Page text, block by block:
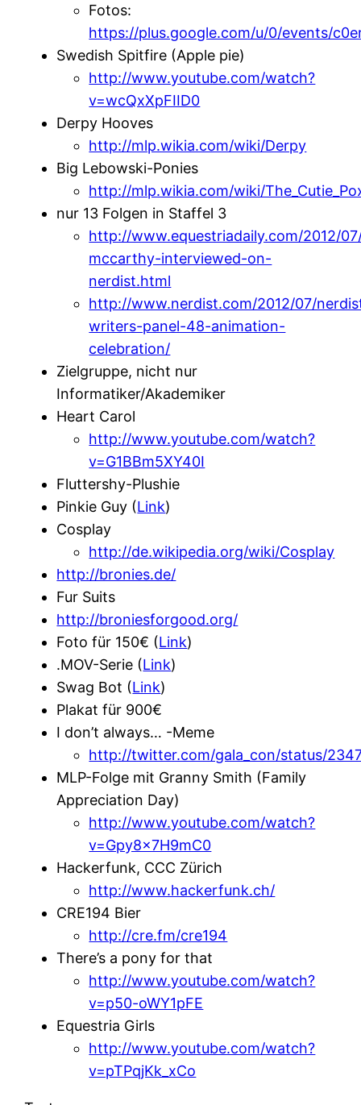
Fotos:
https://plus.google.com/u/0/events/
Swedish Spitfire (Apple pie)
http://www.youtube.com/watch?
v=wcQxXpFIID0
Derpy Hooves
http://mlp.wikia.com/wiki/Derpy
Big Lebowski-Ponies
http://mlp.wikia.com/wiki/
nur 13 Folgen in Staffel 3
http://www.equestriadaily.com/2012/
mccarthy-interviewed-on-
nerdist.html
http://www.nerdist.com/2012/07/
writers-panel-48-animation-
celebration/
Zielgruppe, nicht nur
Informatiker/Akademiker
Heart Carol
http://www.youtube.com/watch?
v=G1BBm5XY40I
Fluttershy-Plushie
Pinkie Guy (Link)
Cosplay
http://de.wikipedia.org/wiki/Cosplay
http://bronies.de/
Fur Suits
http://broniesforgood.org/
Foto für 150€ (Link)
.MOV-Serie (Link)
Swag Bot (Link)
Plakat für 900€
I don’t always… -Meme
http://twitter.com/gala_con/status/
MLP-Folge mit Granny Smith (Family
Appreciation Day)
http://www.youtube.com/watch?
v=Gpy8x7H9mC0
Hackerfunk, CCC Zürich
http://www.hackerfunk.ch/
CRE194 Bier
http://cre.fm/cre194
There’s a pony for that
http://www.youtube.com/watch?
v=p50-oWY1pFE
Equestria Girls
http://www.youtube.com/watch?
v=pTPqjKk_xCo